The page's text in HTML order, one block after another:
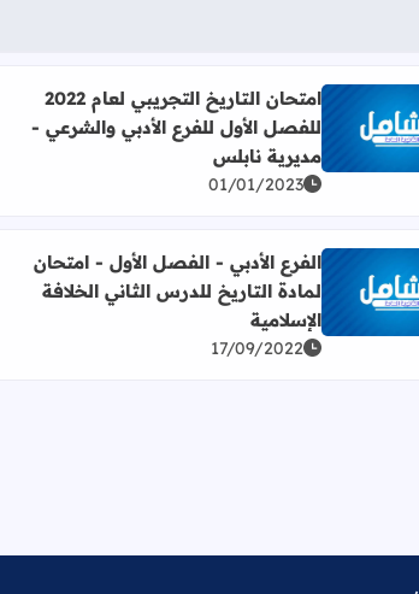
اقرأ المزيد عن امتحان التاريخ التجريبي لعام 2022 للفصل الأول للفرع الأدبي والشرعي - مديرية نابلس
امتحان التاريخ التجريبي لعام 2022
للفصل الأول للفرع الأدبي والشرعي -
مديرية نابلس
01/01/2023
- شهرين) - الفرع الأدبي والشرعي
اقرأ المزيد عن الفرع الأدبي - الفصل الأول - امتحان لمادة
الفرع الأدبي - الفصل الأول - امتحان
لمادة التاريخ للدرس الثاني الخلافة
الإسلامية
17/09/2022
الإلكترونية